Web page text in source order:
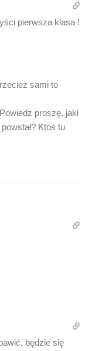
pierwsza klasa !
sami to
proszę, jaki
Ktoś tu
będzie się